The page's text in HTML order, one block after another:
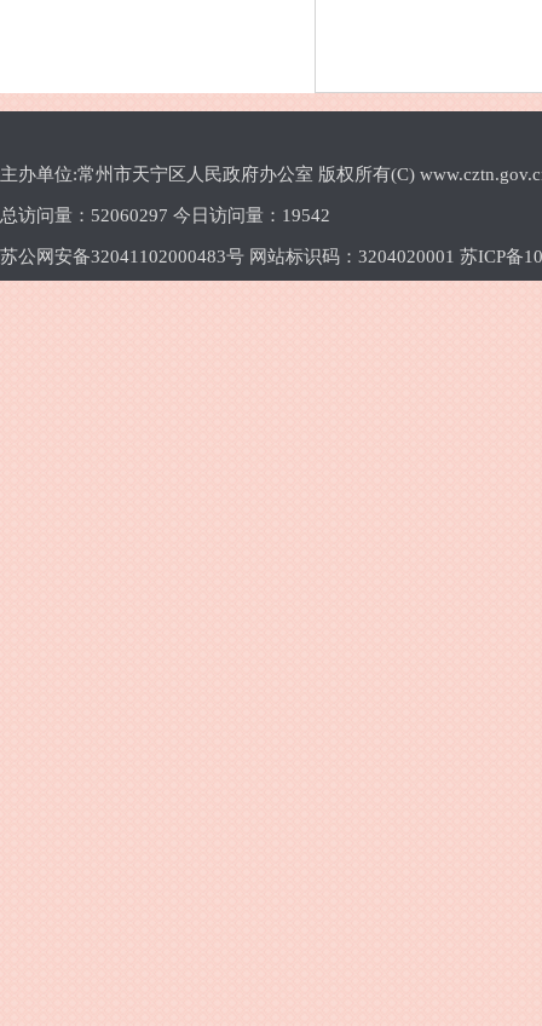
主办单位:常州市天宁区人民政府办公室 版权所有(C)
总访问量： 52060297 今日访问量： 19542
苏公网安备32041102000483号 网站标识码：3204020001 苏ICP备